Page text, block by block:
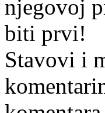
njegovoj
biti prvi!
Stavovi i